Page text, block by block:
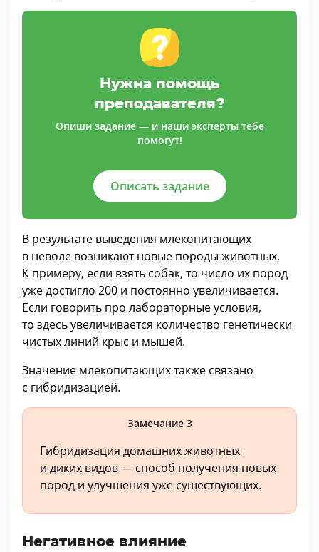
Нужна помощь
преподавателя?
Опиши задание — и наши эксперты тебе
помогут!
Описать задание
В результате выведения млекопитающих
в неволе возникают новые породы животных.
К примеру, если взять собак, то число их пород
уже достигло 200 и постоянно увеличивается.
Если говорить про лабораторные условия,
то здесь увеличивается количество генетически
чистых линий крыс и мышей.
Значение млекопитающих также связано
с гибридизацией.
Замечание 3
Гибридизация домашних животных
и диких видов — способ получения новых
пород и улучшения уже существующих.
Негативное влияние